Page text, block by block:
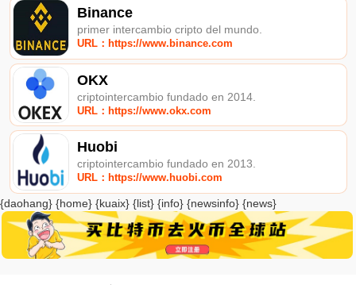
Binance
primer intercambio cripto del mundo.
URL：https://www.binance.com
OKX
criptointercambio fundado en 2014.
URL：https://www.okx.com
Huobi
criptointercambio fundado en 2013.
URL：https://www.huobi.com
{daohang} {home} {kuaix} {list} {info} {newsinfo} {news}